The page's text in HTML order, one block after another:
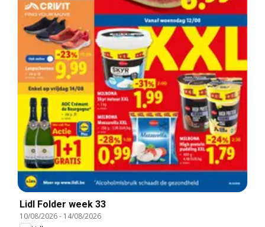
Lidl Folder week 33
10/08/2026- 14/08/2026